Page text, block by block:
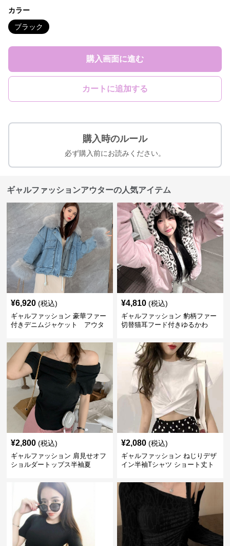
カラー
ブラック
購入画面に進む
カートに追加する
購入時のルール
必ず購入前にお読みください。
ギャルファッションアウターの人気アイテム
¥6,920 (税込)
ギャルファッション 豪華ファー
付きデニムジャケット アウタ
¥4,810 (税込)
ギャルファッション 豹柄ファー
切替猫耳フード付きゆるかわ
¥2,800 (税込)
ギャルファッション 肩見せオフ
ショルダートップス半袖夏
¥2,080 (税込)
ギャルファッション ねじりデザ
イン半袖Tシャツ ショート丈ト